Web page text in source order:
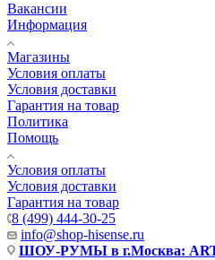
Вакансии
Информация
Магазины
Условия оплаты
Условия доставки
Гарантия на товар
Политика
Помощь
Условия оплаты
Условия доставки
Гарантия на товар
8 (499) 444-30-25
info@shop-hisense.ru
ШОУ-РУМЫ в г.Москва: